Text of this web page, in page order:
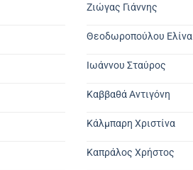
Ζιώγας Γιάννης
Θεοδωροπούλου Ελίνα
Ιωάννου Σταύρος
Καββαθά Αντιγόνη
Κάλμπαρη Χριστίνα
Καπράλος Χρήστος